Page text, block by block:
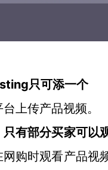
只可添一个
上传产品视频。
只有部分买家可以
购时观看产品视